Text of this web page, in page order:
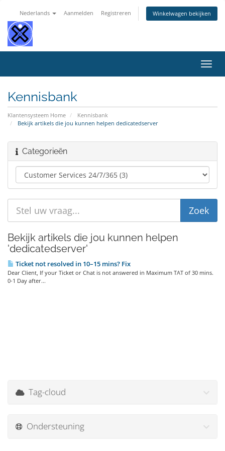
Nederlands Aanmelden Registreren Winkelwagen bekijken
in-/
Kennisbank
Klantensysteem Home
Kennisbank
Bekijk artikels die jou kunnen helpen dedicatedserver
Categorieën
Bekijk artikels die jou kunnen helpen
'dedicatedserver'
Ticket not resolved in 10–15 mins? Fix
Dear Client, If your Ticket or Chat is not answered in Maximum TAT of 30 mins.
0-1 Day after...
Tag-cloud
Ondersteuning